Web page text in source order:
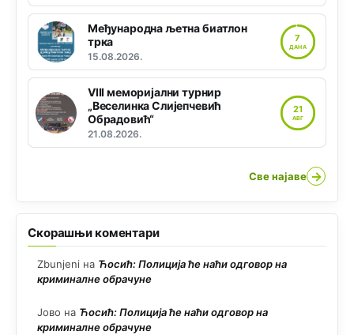
Међународна љетна биатлон
трка
15.08.2026.
7
ДАНА
VIII меморијални турнир
„Веселинка Слијепчевић
Обрадовић“
21.08.2026.
21
АВГ
Све најаве →
Скорашњи коментари
Zbunjeni на Ћосић: Полиција ће наћи одговор на
криминалне обрачуне
Јово на Ћосић: Полиција ће наћи одговор на
криминалне обрачуне